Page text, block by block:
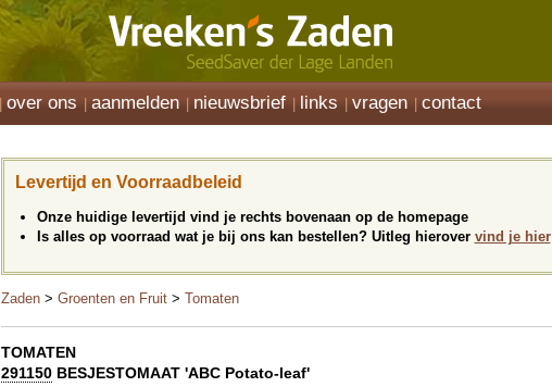
over ons aanmelden nieuwsbrief links vragen contact
Levertijd en Voorraadbeleid
Onze huidige levertijd vind je rechts bovenaan op de homepage
Is alles op voorraad wat je bij ons kan bestellen? Uitleg hierover vind je hier
Zaden > Groenten en Fruit > Tomaten
TOMATEN
291150 BESJESTOMAAT 'ABC Potato-leaf'